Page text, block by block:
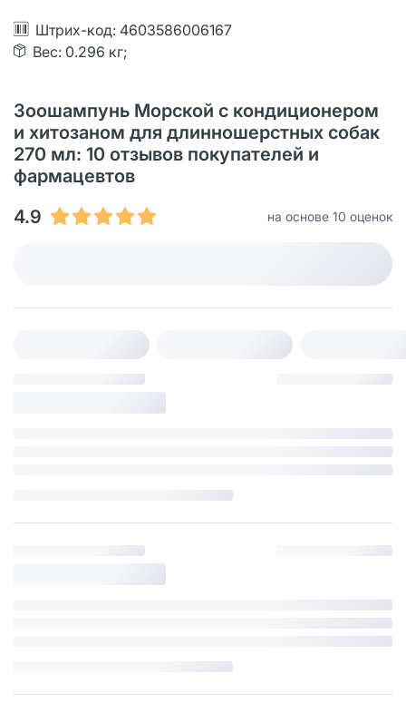
Штрих-код: 4603586006167
Вес: 0.296 кг;
Зоошампунь Морской с кондиционером
и хитозаном для длинношерстных собак
270 мл: 10 отзывов покупателей и
фармацевтов
4.9
на основе 10 оценок